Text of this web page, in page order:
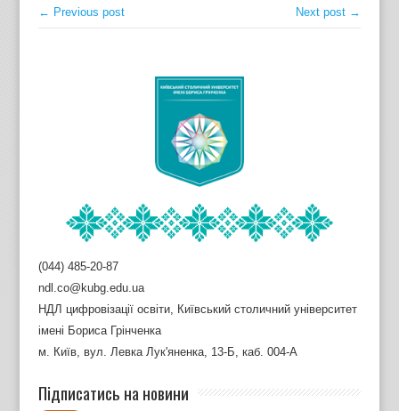
← Previous post Next post →
(044) 485-20-87
ndl.co@kubg.edu.ua
НДЛ цифровізації освіти, Київський столичний університет
імені Бориса Грінченка
м. Київ, вул. Левка Лук'яненка, 13-Б, каб. 004-А
Підписатись на новини